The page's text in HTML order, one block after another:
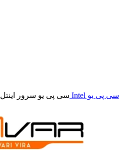
سی پی یو Intel سی پی یو سرور اینتل Silver 4210